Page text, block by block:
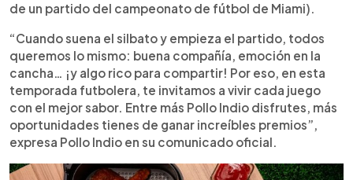
de un partido del campeonato de fútbol de Miami).
“Cuando suena el silbato y empieza el partido, todos
queremos lo mismo: buena compañía, emoción en la
cancha… ¡y algo rico para compartir! Por eso, en esta
temporada futbolera, te invitamos a vivir cada juego
con el mejor sabor. Entre más Pollo Indio disfrutes, más
oportunidades tienes de ganar increíbles premios”,
expresa Pollo Indio en su comunicado oficial.